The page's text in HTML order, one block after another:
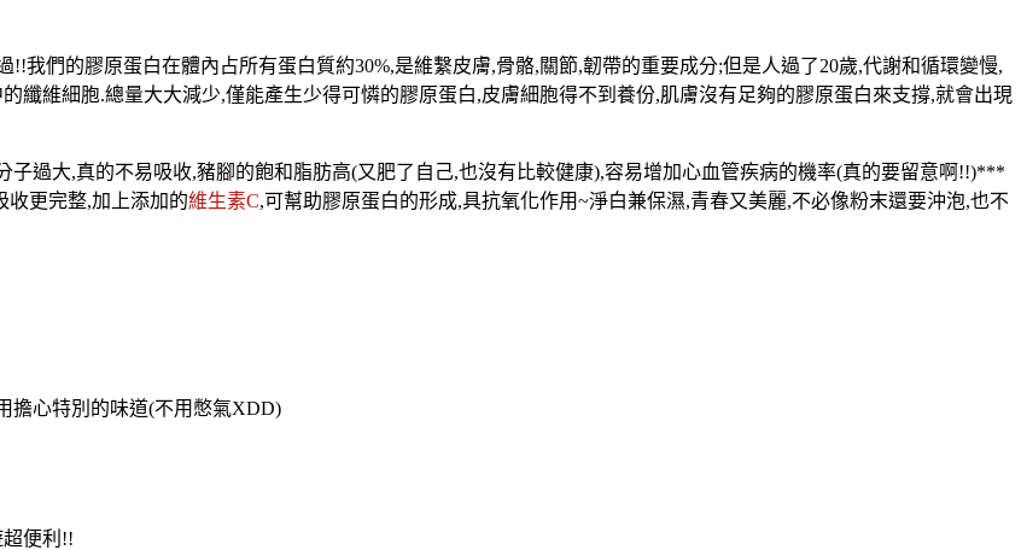
!!我們的膠原蛋白在體內占所有蛋白質約30%,是維繫皮膚,骨骼,關節,韌帶的重要成分;但是人過了20歲,代謝和循環變慢,
纖維細胞.總量大大減少,僅能產生少得可憐的膠原蛋白,皮膚細胞得不到養份,肌膚沒有足夠的膠原蛋白來支撐,就會出現
過大,真的不易吸收,豬腳的飽和脂肪高(又肥了自己,也沒有比較健康),容易增加心血管疾病的機率(真的要留意啊!!)***
收更完整,加上添加的維生素C,可幫助膠原蛋白的形成,具抗氧化作用~淨白兼保濕,青春又美麗,不必像粉末還要沖泡,也不
擔心特別的味道(不用憋氣XDD)
便利!!